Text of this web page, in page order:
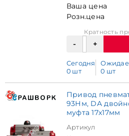
Ваша цена
Розн.цена
Кратность
Сегодня
0 шт
0 шт
Привод
93Нм, DA
муфта 17х17мм
Артикул